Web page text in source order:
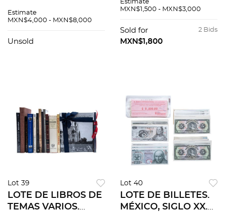
Piezas: 2
Estimate
MXN$4,000 - MXN$8,000
Unsold
Coyoacán y su
/ Los Murales de
Bellas Artes. Pzs 6
Estimate
MXN$1,500 - MXN$3,000
2 Bids
Sold for
MXN$1,800
Lot 39
LOTE DE LIBROS DE
TEMAS VARIOS.
Lot 40
LOTE DE BILLETES.
MÉXICO, SIGLO XX.